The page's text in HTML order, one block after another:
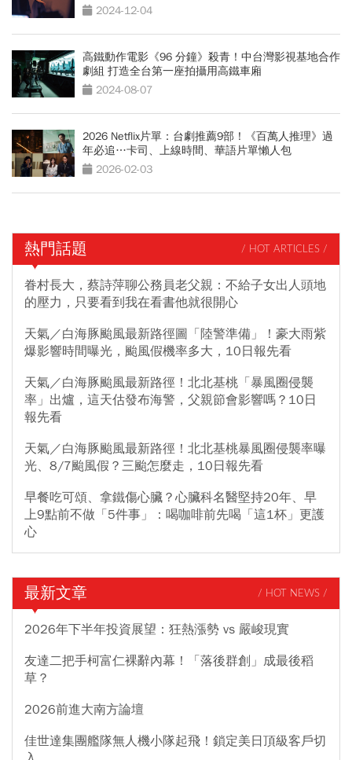
2024-12-04
高鐵動作電影《96 分鐘》殺青！中台灣影視基地合作
劇組 打造全台第一座拍攝用高鐵車廂
2024-08-07
2026 Netflix片單：台劇推薦9部！《百萬人推理》過
年必追…卡司、上線時間、華語片單懶人包
2026-02-03
熱門話題 / HOT ARTICLES /
眷村長大，蔡詩萍聊公務員老父親：不給子女出人頭地
的壓力，只要看到我在看書他就很開心
天氣／白海豚颱風最新路徑圖「陸警準備」！豪大雨紫
爆影響時間曝光，颱風假機率多大，10日報先看
天氣／白海豚颱風最新路徑！北北基桃「暴風圈侵襲
率」出爐，這天估發布海警，父親節會影響嗎？10日
報先看
天氣／白海豚颱風最新路徑！北北基桃暴風圈侵襲率曝
光、8/7颱風假？三颱怎麼走，10日報先看
早餐吃可頌、拿鐵傷心臟？心臟科名醫堅持20年、早
上9點前不做「5件事」：喝咖啡前先喝「這1杯」更護
心
最新文章 / HOT NEWS /
2026年下半年投資展望：狂熱漲勢 vs 嚴峻現實
友達二把手柯富仁裸辭內幕！「落後群創」成最後稻
草？
2026前進大南方論壇
佳世達集團艦隊無人機小隊起飛！鎖定美日頂級客戶切